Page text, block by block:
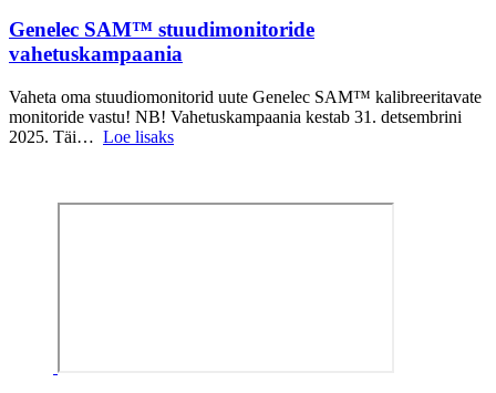
Genelec SAM™ stuudimonitoride
vahetuskampaania
Vaheta oma stuudiomonitorid uute Genelec SAM™ kalibreeritavate
monitoride vastu! NB! Vahetuskampaania kestab 31. detsembrini
2025. Täi… Loe lisaks